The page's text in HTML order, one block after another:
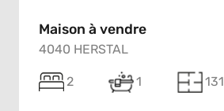
Maison à vendre
4040 HERSTAL
2 1 131